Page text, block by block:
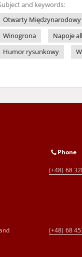
and keywords:
Otwarty Międzynarodowy
Winogrona
Napoje
Humor rysunkowy
Phone
(+48) 68
(+48) 68